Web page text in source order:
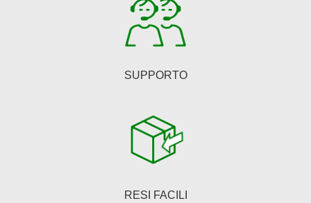
SUPPORTO
RESI FACILI